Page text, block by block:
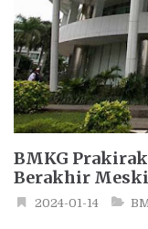
BMKG
Berakhir Meski
2024-01-14